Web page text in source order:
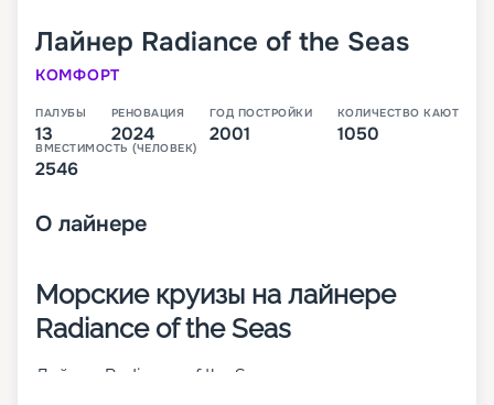
Лайнер Radiance of the Seas
КОМФОРТ
ПАЛУБЫ
13
РЕНОВАЦИЯ
2024
ГОД ПОСТРОЙКИ
2001
КОЛИЧЕСТВО КАЮТ
1050
ВМЕСТИМОСТЬ (ЧЕЛОВЕК)
2546
О лайнере
Морские круизы на лайнере
Radiance of the Seas
Лайнер Radiance of the Seas – современное